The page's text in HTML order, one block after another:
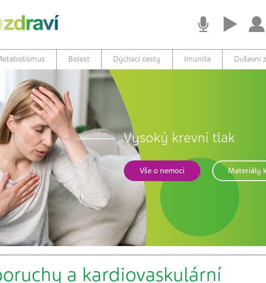
Bolest Dýchací cesty Imunita Duševní
Vysoký krevní tlak
Vše o nemoci Materiály
a kardiovaskulární